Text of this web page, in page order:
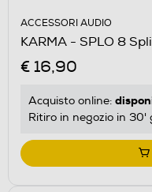
ACCESSORI AUDIO
KARMA - SPLO 8
€ 16,90
Acquisto online:
Ritiro in negozio in 30'